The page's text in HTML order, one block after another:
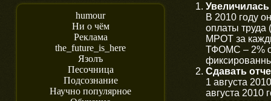
humour
Ни о чём
Реклама
the_future_is_here
Язолъ
Песочница
Подсознание
Научно популярное
В 2010 году
оплаты труда
МРОТ за
ТФОМС – 2%
Сдавать
1 августа
августа 2010